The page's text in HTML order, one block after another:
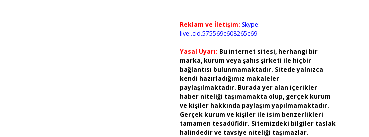
Reklam ve İletişim: Skype:
live:.cid.575569c608265c69
Yasal Uyarı: Bu internet sitesi, herhangi bir
marka, kurum veya şahıs şirketi ile hiçbir
bağlantısı bulunmamaktadır. Sitede yalnızca
kendi hazırladığımız makaleler
paylaşılmaktadır. Burada yer alan içerikler
haber niteliği taşımamakta olup, gerçek kurum
ve kişiler hakkında paylaşım yapılmamaktadır.
Gerçek kurum ve kişiler ile isim benzerlikleri
tamamen tesadüfidir. Sitemizdeki bilgiler taslak
halindedir ve tavsiye niteliği taşımazlar.